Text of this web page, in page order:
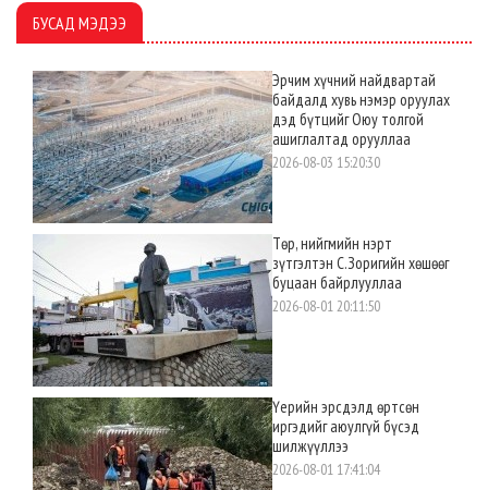
БУСАД МЭДЭЭ
Эрчим хүчний найдвартай
байдалд хувь нэмэр оруулах
дэд бүтцийг Оюу толгой
ашиглалтад орууллаа
2026-08-03 15:20:30
Төр, нийгмийн нэрт
зүтгэлтэн С.Зоригийн хөшөөг
буцаан байрлууллаа
2026-08-01 20:11:50
Үерийн эрсдэлд өртсөн
иргэдийг аюулгүй бүсэд
шилжүүллээ
2026-08-01 17:41:04